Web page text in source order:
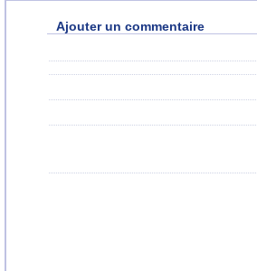
Ajouter un commentaire